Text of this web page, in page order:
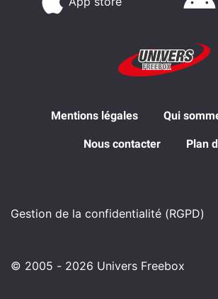
Mentions légales Qui
Nous contacter Plan
Gestion de la confidentialité (RGPD)
© 2005 - 2026 Univers Freebox